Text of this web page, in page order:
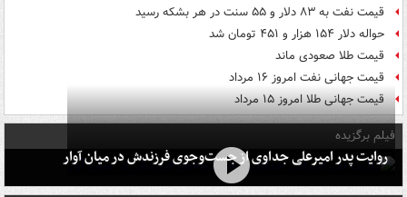
قیمت نفت به ۸۳ دلار و ۵۵ سنت در هر بشکه رسید
حواله دلار ۱۵۴ هزار و ۴۵۱ تومان شد
قیمت طلا صعودی ماند
قیمت جهانی نفت امروز ۱۶ مرداد
قیمت جهانی طلا امروز ۱۵ مرداد
فیلم برگزیده
روایت پدر امیرعلی جداوی از جست‌وجوی فرزندش در میان آوار